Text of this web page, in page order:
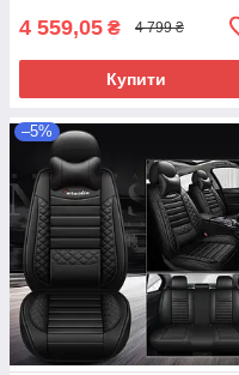
4 559,05 ₴ 4 799 ₴
Купити
–5%